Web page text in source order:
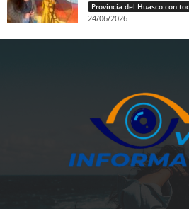
24/06/2026